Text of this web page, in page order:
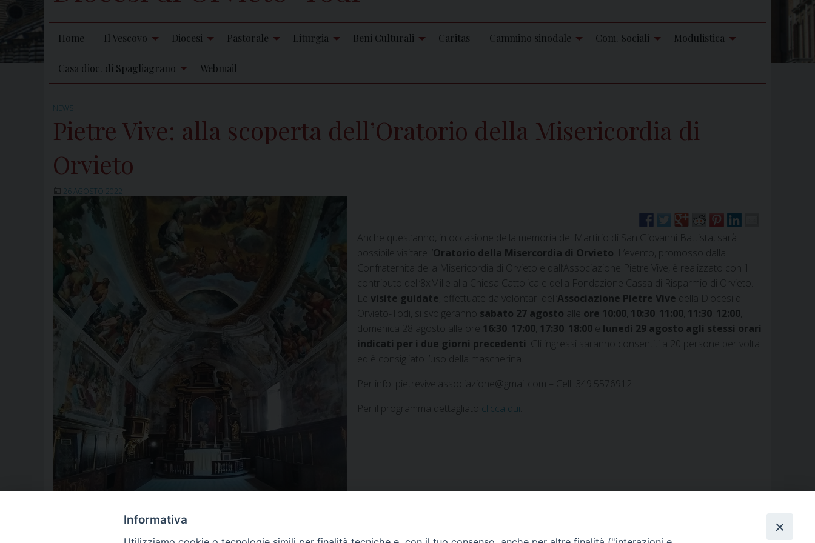
Home Il Vescovo Diocesi Pastorale Liturgia Beni Culturali Caritas Cammino sinodale Com. Sociali Modulistica
Casa dioc. di Spagliagrano Webmail
NEWS
Pietre Vive: alla scoperta dell’Oratorio della Misericordia di
Orvieto
26 AGOSTO 2022
Anche quest’anno, in occasione della memoria del Martirio di San Giovanni Battista, sarà
possibile visitare l’Oratorio della Misercordia di Orvieto . L’evento, promosso dalla
Confraternita della Misericordia di Orvieto e dall’Associazione Pietre Vive, è realizzato con il
contributo dell’8xMille alla Chiesa Cattolica e della Fondazione Cassa di Risparmio di Orvieto.
Le visite guidate , effettuate da volontari dell’Associazione Pietre Vive della Diocesi di
Orvieto-Todi, si svolgeranno sabato 27 agosto alle ore 10:00 10:30 11:00 11:30 12:00
domenica 28 agosto alle ore 16:30 17:00 17:30 18:00 e lunedì 29 agosto agli stessi orari
indicati per i due giorni precedenti . Gli ingressi saranno consentiti a 20 persone per volta
ed è consigliato l’uso della mascherina.
Per info: pietrevive.associazione@gmail.com – Cell. 349.5576912
Per il programma dettagliato clicca qui
Informativa